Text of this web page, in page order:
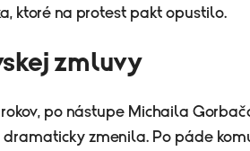
ktoré na protest pakt opustilo.
zmluvy
po nástupe Michaila
zmenila. Po páde